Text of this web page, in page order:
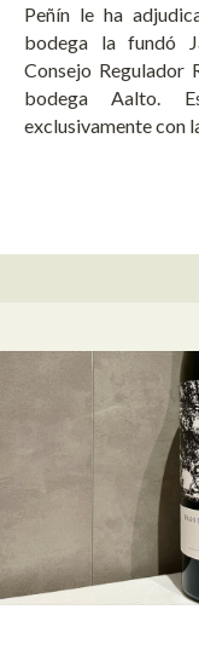
Peñín le ha
bodega la fundó
Consejo Regulador
bodega Aalto.
exclusivamente con